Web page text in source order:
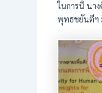
ในการนี้ นา
พุทธชยันตีฯ